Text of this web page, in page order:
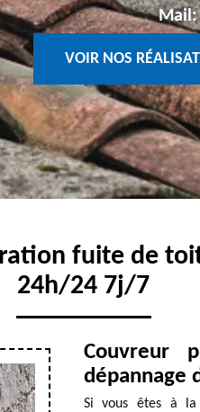
Mail:
VOIR NOS
fuite de
24h/24 7j/7
Couvreur
dépannage
Si vous êtes à la